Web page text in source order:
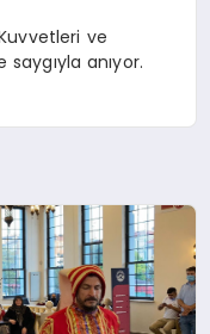
ve
anıyor.